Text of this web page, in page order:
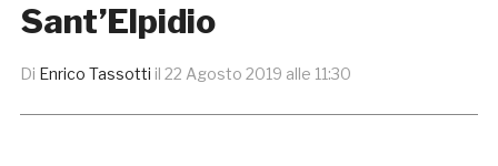
Sant’Elpidio
Di Enrico Tassotti il 22 Agosto 2019 alle 11:30